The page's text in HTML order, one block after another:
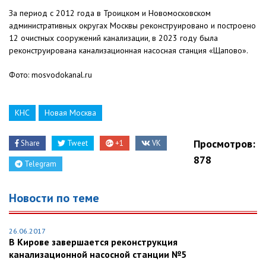
За период с 2012 года в Троицком и Новомосковском
административных округах Москвы реконструировано и построено
12 очистных сооружений канализации, в 2023 году была
реконструирована канализационная насосная станция «Щапово».
Фото: mosvodokanal.ru
КНС Новая Москва
Share Tweet +1 VK
Telegram
Просмотров:
878
Новости по теме
26.06.2017
В Кирове завершается реконструкция
канализационной насосной станции №5